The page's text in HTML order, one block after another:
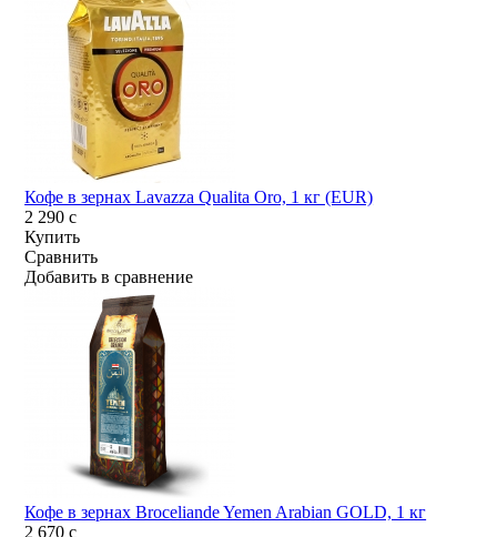
Кофе в зернах Lavazza Qualita Oro, 1 кг (EUR)
2 290c
Купить
Сравнить
Добавить в сравнение
Кофе в зернах Broceliande Yemen Arabian GOLD, 1 кг
2 670c